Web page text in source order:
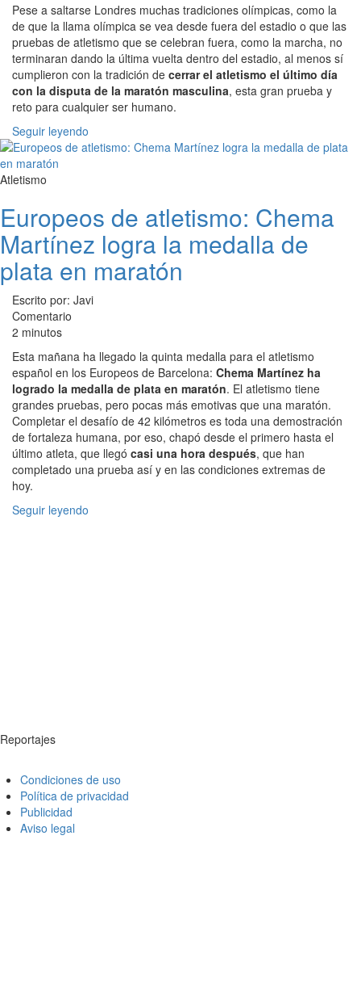
Pese a saltarse Londres muchas tradiciones olímpicas, como la
de que la llama olímpica se vea desde fuera del estadio o que las
pruebas de atletismo que se celebran fuera, como la marcha, no
terminaran dando la última vuelta dentro del estadio, al menos sí
cumplieron con la tradición de cerrar el atletismo el último día
con la disputa de la maratón masculina, esta gran prueba y
reto para cualquier ser humano.
Seguir leyendo
Atletismo
Europeos de atletismo: Chema
Martínez logra la medalla de
plata en maratón
Escrito por: Javi
Comentario
2 minutos
Esta mañana ha llegado la quinta medalla para el atletismo
español en los Europeos de Barcelona: Chema Martínez ha
logrado la medalla de plata en maratón. El atletismo tiene
grandes pruebas, pero pocas más emotivas que una maratón.
Completar el desafío de 42 kilómetros es toda una demostración
de fortaleza humana, por eso, chapó desde el primero hasta el
último atleta, que llegó casi una hora después, que han
completado una prueba así y en las condiciones extremas de
hoy.
Seguir leyendo
Reportajes
Condiciones de uso
Política de privacidad
Publicidad
Aviso legal